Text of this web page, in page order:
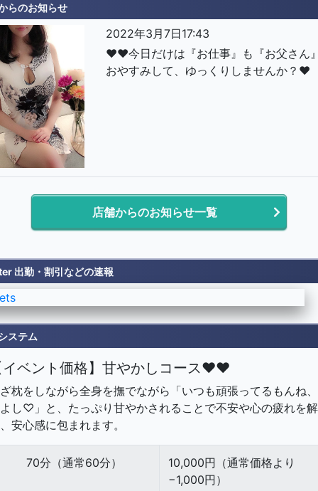
らのお知らせ
2022年3月7日17:43
♥♥今日だけは『お仕事』も『お父さん
おやすみして、ゆっくりしませんか？♥
店舗からのお知らせ一覧
出勤・割引などの速報
ステム
イベント価格】甘やかしコース♥♥
枕をしながら全身を撫でながら「いつも頑張ってるもんね
し♡」と、たっぷり甘やかされることで不安や心の疲れを
安心感に包まれます。
70分（通常60分）
10,000円（通常価格より
−1,000円）